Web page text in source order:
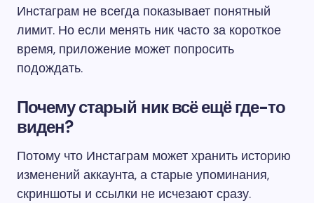
Инстаграм не всегда показывает понятный
лимит. Но если менять ник часто за короткое
время, приложение может попросить
подождать.
Почему старый ник всё ещё где-то
виден?
Потому что Инстаграм может хранить историю
изменений аккаунта, а старые упоминания,
скриншоты и ссылки не исчезают сразу.